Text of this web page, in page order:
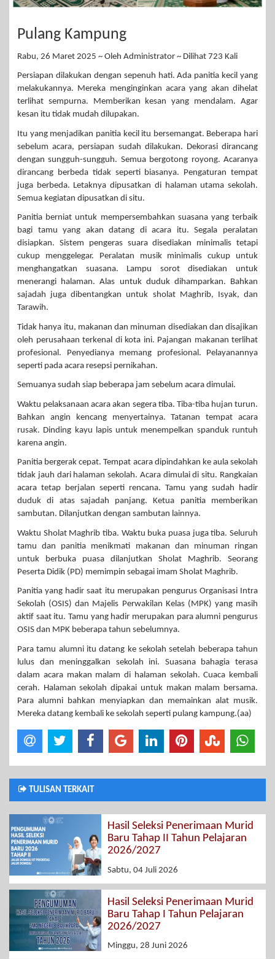
Pulang Kampung
Rabu, 26 Maret 2025 ~ Oleh Administrator ~ Dilihat 723 Kali
Persiapan dilakukan dengan sepenuh hati. Ada panitia kecil yang
melakukannya. Mereka menginginkan acara yang akan dihelat
terlihat sempurna. Memberikan kesan yang mendalam. Agar
kesan itu tidak mudah dilupakan.
Itu yang menjadikan panitia kecil itu bersemangat. Beberapa hari
sebelum acara, persiapan sudah dilakukan. Dekorasi dirancang
dengan sungguh-sungguh. Semua bergotong royong. Acaranya
dirancang berbeda tidak seperti biasanya. Pengaturan tempat
juga berbeda. Letaknya dipusatkan di halaman utama sekolah.
Semua kegiatan dipusatkan di situ.
Panitia berniat untuk mempersembahkan suasana yang terbaik
bagi tamu yang akan datang di acara itu. Segala peralatan
disiapkan. Sistem pengeras suara disediakan minimalis tetapi
cukup menggelegar. Peralatan musik minimalis cukup untuk
menghangatkan suasana. Lampu sorot disediakan untuk
menerangi halaman. Alas untuk duduk dihamparkan. Bahkan
sajadah juga dibentangkan untuk sholat Maghrib, Isyak, dan
Tarawih.
Tidak hanya itu, makanan dan minuman disediakan dan disajikan
oleh perusahaan terkenal di kota ini. Pajangan makanan terlihat
profesional. Penyedianya memang profesional. Pelayanannya
seperti pada acara resepsi pernikahan.
Semuanya sudah siap beberapa jam sebelum acara dimulai.
Waktu pelaksanaan acara akan segera tiba. Tiba-tiba hujan turun.
Bahkan angin kencang menyertainya. Tatanan tempat acara
rusak. Dinding kayu lapis untuk menempelkan spanduk runtuh
karena angin.
Panitia bergerak cepat. Tempat acara dipindahkan ke aula sekolah
tidak jauh dari halaman sekolah. Acara dimulai di situ. Rangkaian
acara tetap berjalan seperti rencana. Tamu yang sudah hadir
duduk di atas sajadah panjang. Ketua panitia memberikan
sambutan. Dilanjutkan dengan sambutan lainnya.
Waktu Sholat Maghrib tiba. Waktu buka puasa juga tiba. Seluruh
tamu dan panitia menikmati makanan dan minuman ringan
untuk berbuka puasa dilanjutkan Sholat Maghrib. Seorang
Peserta Didik (PD) memimpin sebagai imam Sholat Maghrib.
Panitia yang hadir saat itu merupakan pengurus Organisasi Intra
Sekolah (OSIS) dan Majelis Perwakilan Kelas (MPK) yang masih
aktif saat itu. Tamu yang hadir merupakan para alumni pengurus
OSIS dan MPK beberapa tahun sebelumnya.
Para tamu alumni itu datang ke sekolah setelah beberapa tahun
lulus dan meninggalkan sekolah ini. Suasana bahagia terasa
dalam acara makan malam di halaman sekolah. Cuaca kembali
cerah. Halaman sekolah dipakai untuk makan malam bersama.
Para alumni bahkan menyiapkan dan memainkan alat musik.
Mereka datang kembali ke sekolah seperti pulang kampung.(aa)
TULISAN TERKAIT
Hasil Seleksi Penerimaan Murid
Baru Tahap II Tahun Pelajaran
2026/2027
Sabtu, 04 Juli 2026
Hasil Seleksi Penerimaan Murid
Baru Tahap I Tahun Pelajaran
2026/2027
Minggu, 28 Juni 2026